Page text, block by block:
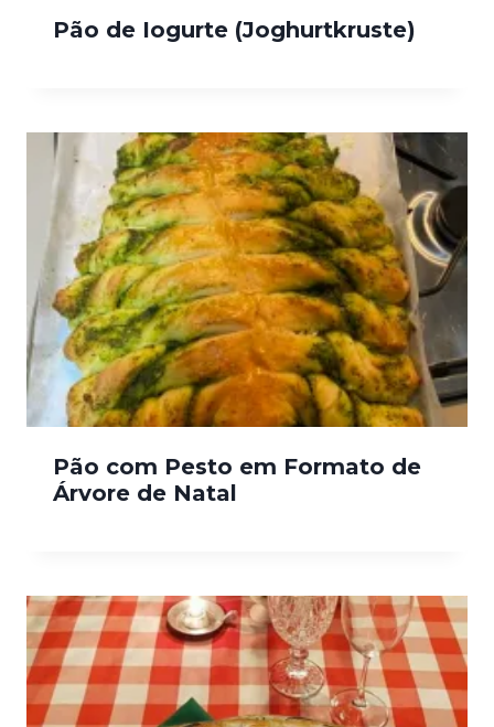
Pão de Iogurte (Joghurtkruste)
Pão com Pesto em Formato de
Árvore de Natal